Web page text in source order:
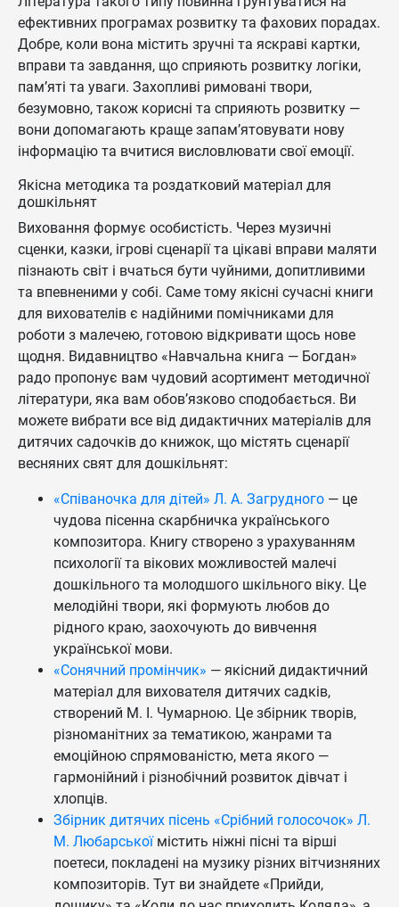
ефективних програмах розвитку та фахових порадах.
Добре, коли вона містить зручні та яскраві картки,
вправи та завдання, що сприяють розвитку логіки,
пам’яті та уваги. Захопливі римовані твори,
безумовно, також корисні та сприяють розвитку —
вони допомагають краще запам’ятовувати нову
інформацію та вчитися висловлювати свої емоції.
Якісна методика та роздатковий матеріал для
дошкільнят
Виховання формує особистість. Через музичні
сценки, казки, ігрові сценарії та цікаві вправи маляти
пізнають світ і вчаться бути чуйними, допитливими
та впевненими у собі. Саме тому якісні сучасні книги
для вихователів є надійними помічниками для
роботи з малечею, готовою відкривати щось нове
щодня. Видавництво «Навчальна книга — Богдан»
радо пропонує вам чудовий асортимент методичної
літератури, яка вам обов’язково сподобається. Ви
можете вибрати все від дидактичних матеріалів для
дитячих садочків до книжок, що містять сценарії
весняних свят для дошкільнят:
«Співаночка для дітей» Л. А. Загрудного — це
чудова пісенна скарбничка українського
композитора. Книгу створено з урахуванням
психології та вікових можливостей малечі
дошкільного та молодшого шкільного віку. Це
мелодійні твори, які формують любов до
рідного краю, заохочують до вивчення
української мови.
«Сонячний промінчик» — якісний дидактичний
матеріал для вихователя дитячих садків,
створений М. І. Чумарною. Це збірник творів,
різноманітних за тематикою, жанрами та
емоційною спрямованістю, мета якого —
гармонійний і різнобічний розвиток дівчат і
хлопців.
Збірник дитячих пісень «Срібний голосочок» Л.
М. Любарськоїмістить ніжні пісні та вірші
поетеси, покладені на музику різних вітчизняних
композиторів. Тут ви знайдете «Прийди,